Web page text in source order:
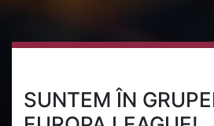
SUNTEM ÎN